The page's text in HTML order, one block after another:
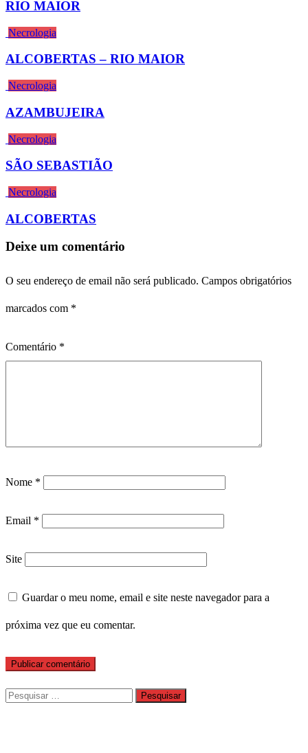
RIO MAIOR
Necrologia
ALCOBERTAS – RIO MAIOR
Necrologia
AZAMBUJEIRA
Necrologia
SÃO SEBASTIÃO
Necrologia
ALCOBERTAS
Deixe um comentário
O seu endereço de email não será publicado. Campos obrigatórios
marcados com *
Comentário *
Nome *
Email *
Site
Guardar o meu nome, email e site neste navegador para a
próxima vez que eu comentar.
Pesquisar
por: